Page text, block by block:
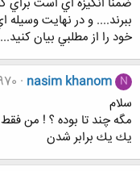
ببرند.... و در نهايت
خود را از مطلبي بيان
N
nasim khanom
سلام
مگه چند تا بوده ؟ ! من
يك يك برابر شدن